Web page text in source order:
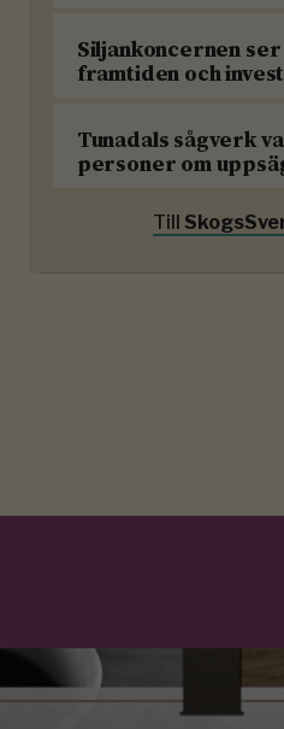
Siljankoncernen
framtiden och
Tunadals sågverk
personer om
Till